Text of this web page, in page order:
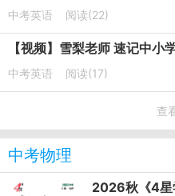
中考英语 阅读(22)
【视频】雪梨老师 速记中
中考英语 阅读(17)
查
中考物理